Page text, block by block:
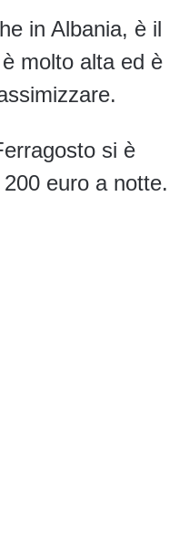
in Albania, è il
molto alta ed è
si è
euro a notte.